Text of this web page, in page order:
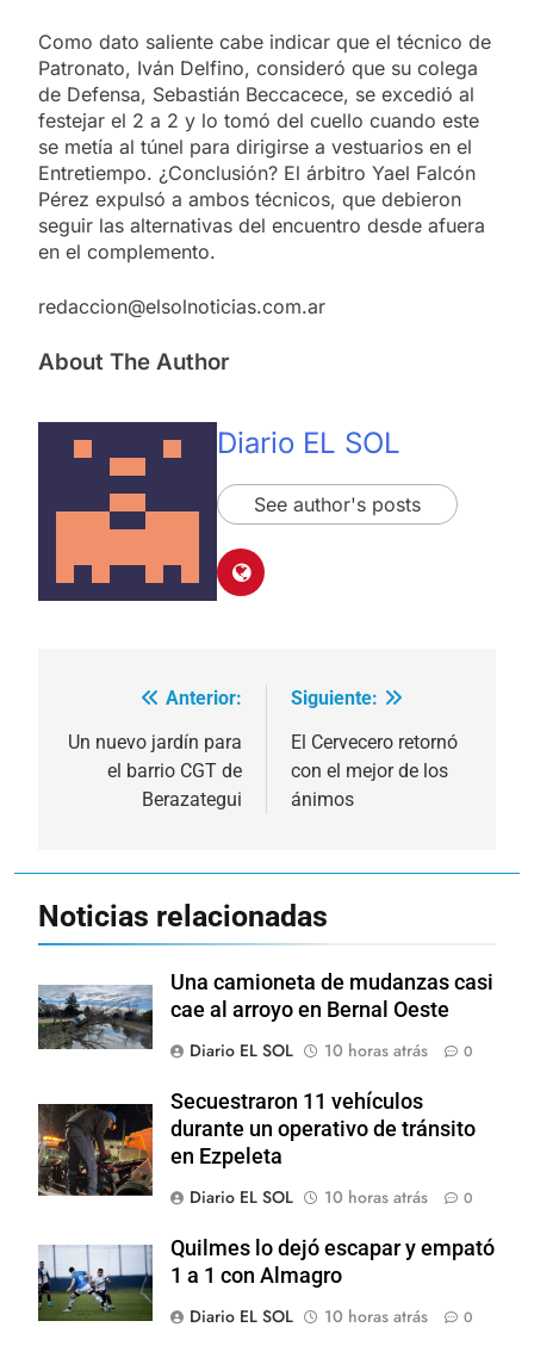
Como dato saliente cabe indicar que el técnico de
Patronato, Iván Delfino, consideró que su colega
de Defensa, Sebastián Beccacece, se excedió al
festejar el 2 a 2 y lo tomó del cuello cuando este
se metía al túnel para dirigirse a vestuarios en el
Entretiempo. ¿Conclusión? El árbitro Yael Falcón
Pérez expulsó a ambos técnicos, que debieron
seguir las alternativas del encuentro desde afuera
en el complemento.
redaccion@elsolnoticias.com.ar
About The Author
Diario EL SOL
See author's posts
Navegación
de
entradas
Anterior:
Un nuevo jardín para
el barrio CGT de
Berazategui
Siguiente:
El Cervecero retornó
con el mejor de los
ánimos
Noticias relacionadas
Una camioneta de mudanzas casi
cae al arroyo en Bernal Oeste
Diario EL SOL
10 horas atrás 0
Secuestraron 11 vehículos
durante un operativo de tránsito
en Ezpeleta
Diario EL SOL
10 horas atrás 0
Quilmes lo dejó escapar y empató
1 a 1 con Almagro
Diario EL SOL
10 horas atrás 0